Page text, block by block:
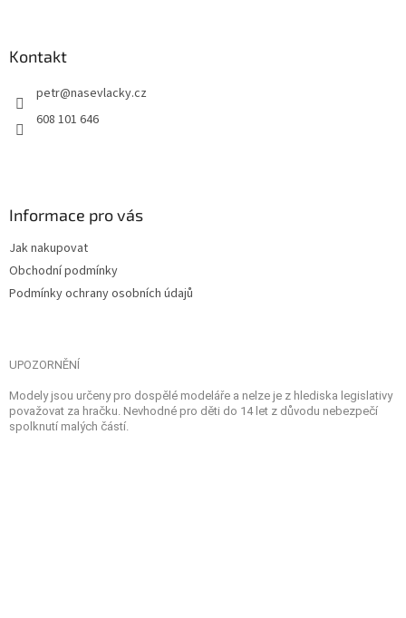
Kontakt
petr@nasevlacky.cz
608 101 646
Informace pro vás
Jak nakupovat
Obchodní podmínky
Podmínky ochrany osobních údajů
UPOZORNĚNÍ
Modely jsou určeny pro dospělé modeláře a nelze je z hlediska legislativy
považovat za hračku. Nevhodné pro děti do 14 let z důvodu nebezpečí
spolknutí malých částí.